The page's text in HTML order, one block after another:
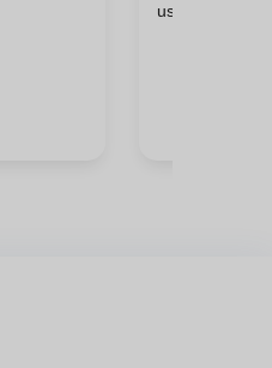
uso de una